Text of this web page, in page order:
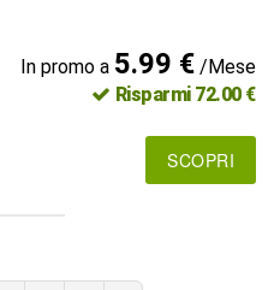
In promo a 5.99 €/Mese
Risparmi 72.00 €
SCOPRI